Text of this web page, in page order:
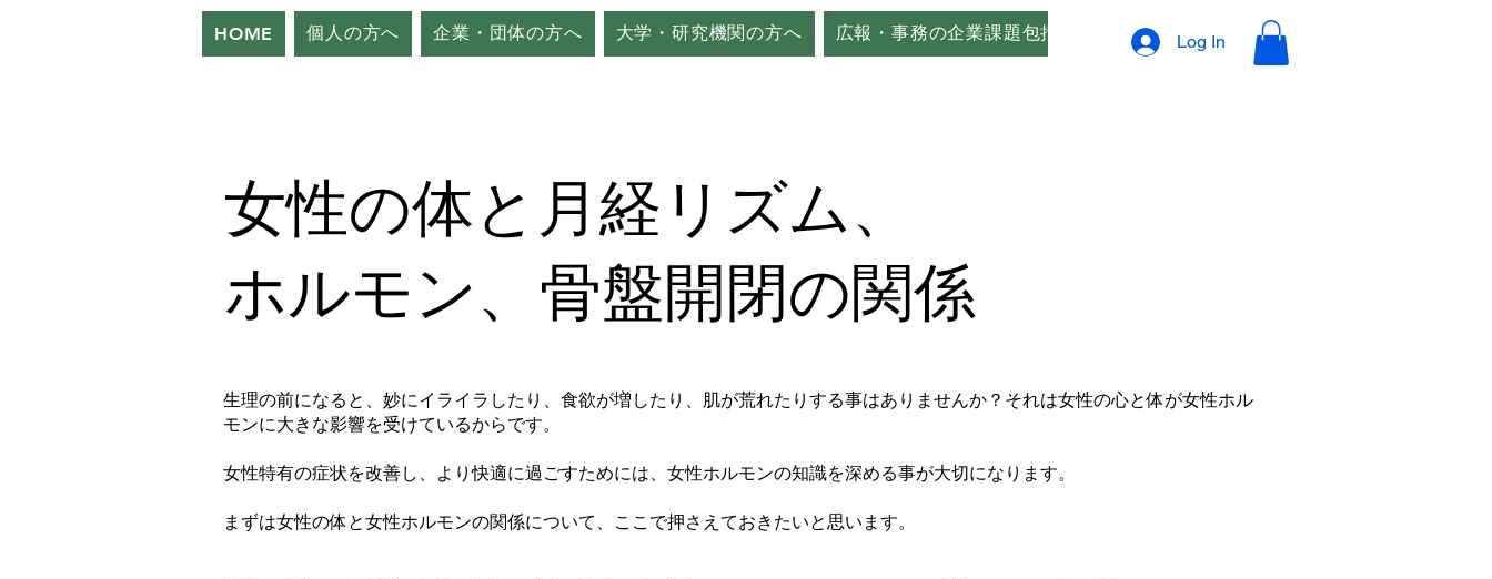
HOME 個人の方へ 企業・団体の方へ 大学・研究機関の方へ 広報・事務の企業課題包括支援 オリジナルブレンド精油 ご相談窓口
Log In
女性の体と月経リズム、
ホルモン、骨盤開閉の関係
生理の前になると、妙にイライラしたり、食欲が増したり、肌が荒れたりする事はありませんか？それは女性の心と体が女性ホル
モンに大きな影響を受けているからです。
女性特有の症状を改善し、より快適に過ごすためには、女性ホルモンの知識を深める事が大切になります。
まずは女性の体と女性ホルモンの関係について、ここで押さえておきたいと思います。